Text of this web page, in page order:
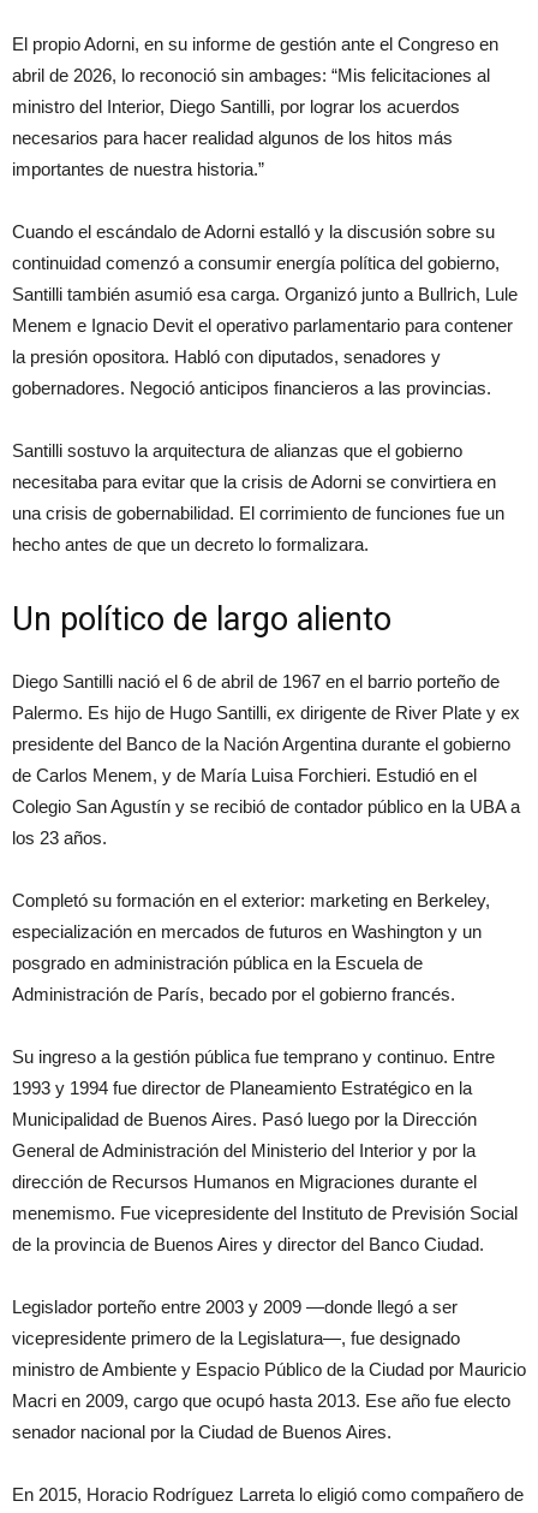
El propio Adorni, en su informe de gestión ante el Congreso en
abril de 2026, lo reconoció sin ambages: “Mis felicitaciones al
ministro del Interior, Diego Santilli, por lograr los acuerdos
necesarios para hacer realidad algunos de los hitos más
importantes de nuestra historia.”
Cuando el escándalo de Adorni estalló y la discusión sobre su
continuidad comenzó a consumir energía política del gobierno,
Santilli también asumió esa carga. Organizó junto a Bullrich, Lule
Menem e Ignacio Devit el operativo parlamentario para contener
la presión opositora. Habló con diputados, senadores y
gobernadores. Negoció anticipos financieros a las provincias.
Santilli sostuvo la arquitectura de alianzas que el gobierno
necesitaba para evitar que la crisis de Adorni se convirtiera en
una crisis de gobernabilidad. El corrimiento de funciones fue un
hecho antes de que un decreto lo formalizara.
Un político de largo aliento
Diego Santilli nació el 6 de abril de 1967 en el barrio porteño de
Palermo. Es hijo de Hugo Santilli, ex dirigente de River Plate y ex
presidente del Banco de la Nación Argentina durante el gobierno
de Carlos Menem, y de María Luisa Forchieri. Estudió en el
Colegio San Agustín y se recibió de contador público en la UBA a
los 23 años.
Completó su formación en el exterior: marketing en Berkeley,
especialización en mercados de futuros en Washington y un
posgrado en administración pública en la Escuela de
Administración de París, becado por el gobierno francés.
Su ingreso a la gestión pública fue temprano y continuo. Entre
1993 y 1994 fue director de Planeamiento Estratégico en la
Municipalidad de Buenos Aires. Pasó luego por la Dirección
General de Administración del Ministerio del Interior y por la
dirección de Recursos Humanos en Migraciones durante el
menemismo. Fue vicepresidente del Instituto de Previsión Social
de la provincia de Buenos Aires y director del Banco Ciudad.
Legislador porteño entre 2003 y 2009 —donde llegó a ser
vicepresidente primero de la Legislatura—, fue designado
ministro de Ambiente y Espacio Público de la Ciudad por Mauricio
Macri en 2009, cargo que ocupó hasta 2013. Ese año fue electo
senador nacional por la Ciudad de Buenos Aires.
En 2015, Horacio Rodríguez Larreta lo eligió como compañero de